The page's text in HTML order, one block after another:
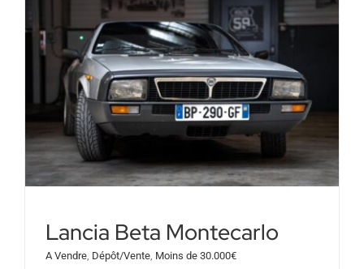
Lancia Beta Montecarlo
A Vendre Dépôt/Vente Moins de 30.000€